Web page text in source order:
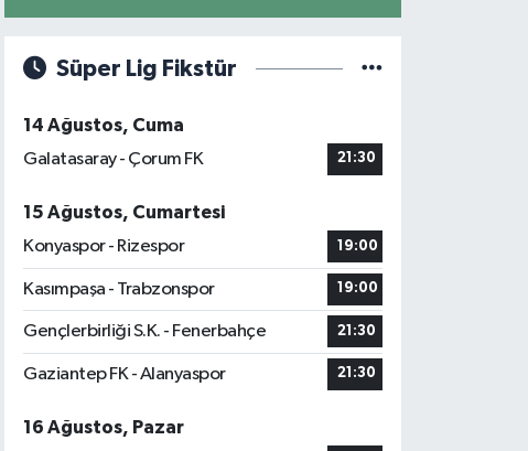
Süper Lig Fikstür
14 Ağustos, Cuma
Galatasaray - Çorum FK
21:30
15 Ağustos, Cumartesi
Konyaspor - Rizespor
19:00
Kasımpaşa - Trabzonspor 19:00
Gençlerbirliği S.K. - Fenerbahçe 21:30
Gaziantep FK - Alanyaspor 21:30
16 Ağustos, Pazar